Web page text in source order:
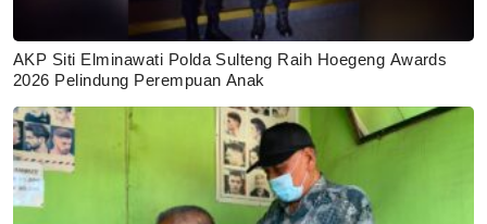
AKP Siti Elminawati Polda Sulteng Raih Hoegeng Awards
2026 Pelindung Perempuan Anak